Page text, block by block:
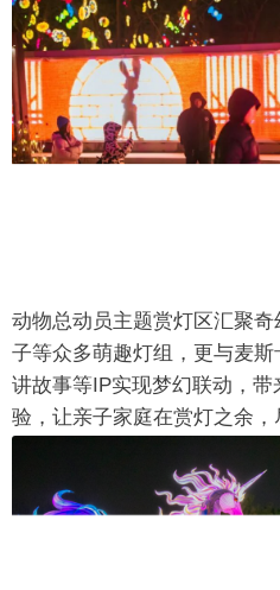
动物总动员主题赏灯区汇聚
子等众多萌趣灯组，更与麦
讲故事等IP实现梦幻联动，
验，让亲子家庭在赏灯之余，